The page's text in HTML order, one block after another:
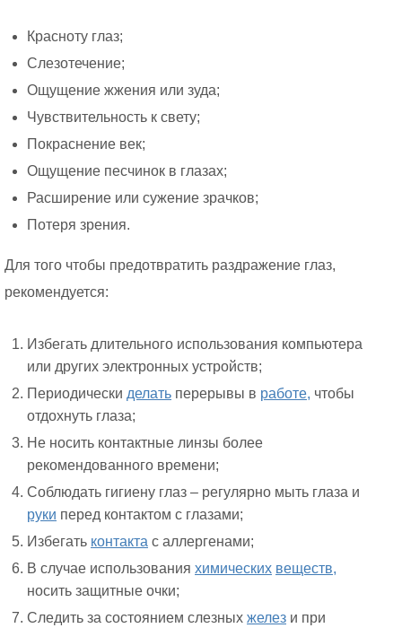
Красноту глаз;
Слезотечение;
Ощущение жжения или зуда;
Чувствительность к свету;
Покраснение век;
Ощущение песчинок в глазах;
Расширение или сужение зрачков;
Потеря зрения.
Для того чтобы предотвратить раздражение глаз,
рекомендуется:
Избегать длительного использования компьютера
или других электронных устройств;
Периодически делать перерывы в работе, чтобы
отдохнуть глаза;
Не носить контактные линзы более
рекомендованного времени;
Соблюдать гигиену глаз – регулярно мыть глаза и
руки перед контактом с глазами;
Избегать контакта с аллергенами;
В случае использования химических веществ,
носить защитные очки;
Следить за состоянием слезных желез и при